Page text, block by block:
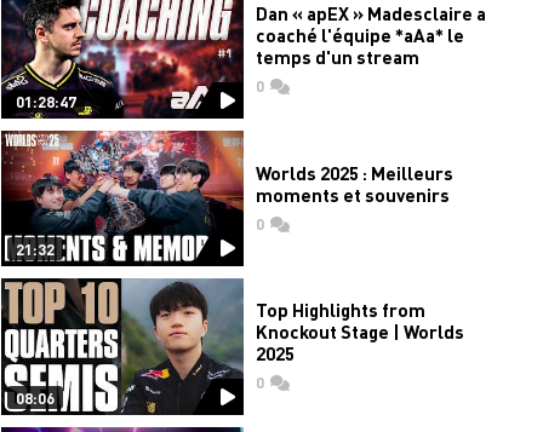
01:28:47
Dan « apEX » Madesclaire a
coaché l'équipe *aAa* le
temps d'un stream
0commentaires
21:32
Worlds 2025 : Meilleurs
moments et souvenirs
0commentaires
08:06
Top Highlights from
Knockout Stage | Worlds
2025
0commentaires